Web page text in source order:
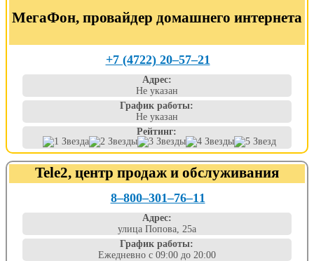
МегаФон, провайдер домашнего интернета
+7 (4722) 20‒57‒21
Адрес:
Не указан
График работы:
Не указан
Рейтинг:
Tele2, центр продаж и обслуживания
8‒800‒301‒76‒11
Адрес:
улица Попова, 25а
График работы:
Ежедневно с 09:00 до 20:00